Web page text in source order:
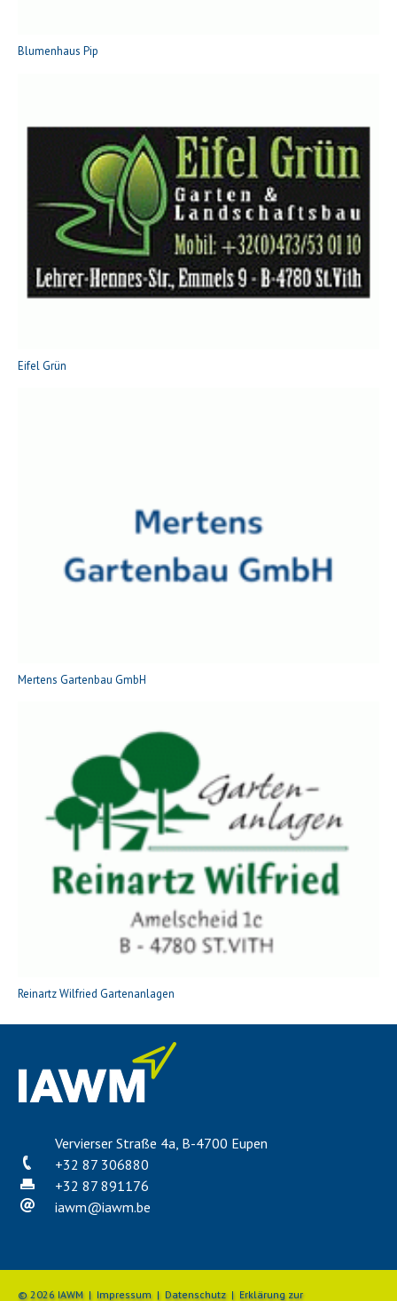
Blumenhaus Pip
Eifel Grün
Mertens Gartenbau GmbH
Reinartz Wilfried Gartenanlagen
Vervierser Straße 4a, B-4700 Eupen
+32 87 306880
+32 87 891176
iawm@iawm.be
© 2026 IAWM | Impressum| Datenschutz| Erklärung zur